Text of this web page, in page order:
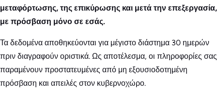
μεταφόρτωσης, της επικύρωσης και μετά την επεξεργασία,
με πρόσβαση μόνο σε εσάς.
Τα δεδομένα αποθηκεύονται για μέγιστο διάστημα 30 ημερών
πριν διαγραφούν οριστικά. Ως αποτέλεσμα, οι πληροφορίες σας
παραμένουν προστατευμένες από μη εξουσιοδοτημένη
πρόσβαση και απειλές στον κυβερνοχώρο.